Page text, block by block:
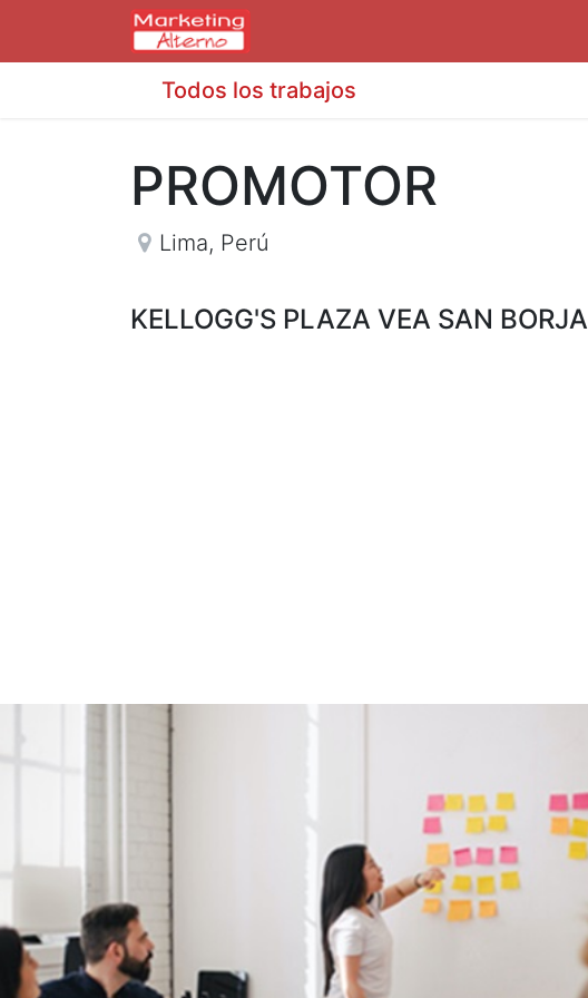
Todos los trabajos
PROMOTOR
Lima, Perú
KELLOGG'S PLAZA VEA SAN BORJA